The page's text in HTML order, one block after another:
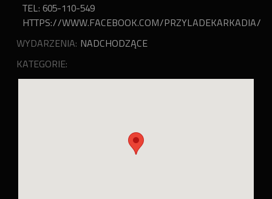
TEL: 605-110-549
HTTPS://WWW.FACEBOOK.COM/PRZYLADEKARKADIA/
WYDARZENIA: NADCHODZĄCE
KATEGORIE: